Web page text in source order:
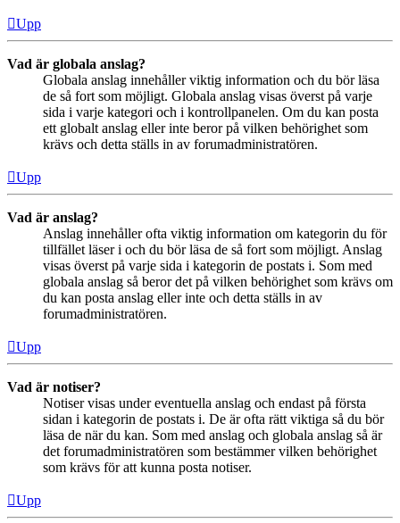
Upp
Vad är globala anslag?
Globala anslag innehåller viktig information och du bör läsa
de så fort som möjligt. Globala anslag visas överst på varje
sida i varje kategori och i kontrollpanelen. Om du kan posta
ett globalt anslag eller inte beror på vilken behörighet som
krävs och detta ställs in av forumadministratören.
Upp
Vad är anslag?
Anslag innehåller ofta viktig information om kategorin du för
tillfället läser i och du bör läsa de så fort som möjligt. Anslag
visas överst på varje sida i kategorin de postats i. Som med
globala anslag så beror det på vilken behörighet som krävs om
du kan posta anslag eller inte och detta ställs in av
forumadministratören.
Upp
Vad är notiser?
Notiser visas under eventuella anslag och endast på första
sidan i kategorin de postats i. De är ofta rätt viktiga så du bör
läsa de när du kan. Som med anslag och globala anslag så är
det forumadministratören som bestämmer vilken behörighet
som krävs för att kunna posta notiser.
Upp